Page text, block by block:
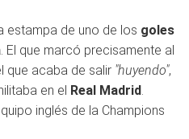
estampa de uno de los goles
. El que marcó precisamente al
que acaba de salir "huyendo",
en el Real Madrid.
inglés de la Champions